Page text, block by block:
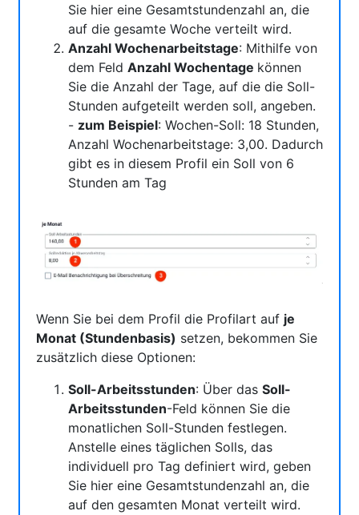
Sie hier eine Gesamtstundenzahl an, die
auf die gesamte Woche verteilt wird.
Anzahl Wochenarbeitstage: Mithilfe von
dem Feld Anzahl Wochentage können
Sie die Anzahl der Tage, auf die die Soll-
Stunden aufgeteilt werden soll, angeben.
- zum Beispiel: Wochen-Soll: 18 Stunden,
Anzahl Wochenarbeitstage: 3,00. Dadurch
gibt es in diesem Profil ein Soll von 6
Stunden am Tag
Wenn Sie bei dem Profil die Profilart auf je
Monat (Stundenbasis) setzen, bekommen Sie
zusätzlich diese Optionen:
Soll-Arbeitsstunden: Über das Soll-
Arbeitsstunden-Feld können Sie die
monatlichen Soll-Stunden festlegen.
Anstelle eines täglichen Solls, das
individuell pro Tag definiert wird, geben
Sie hier eine Gesamtstundenzahl an, die
auf den gesamten Monat verteilt wird.